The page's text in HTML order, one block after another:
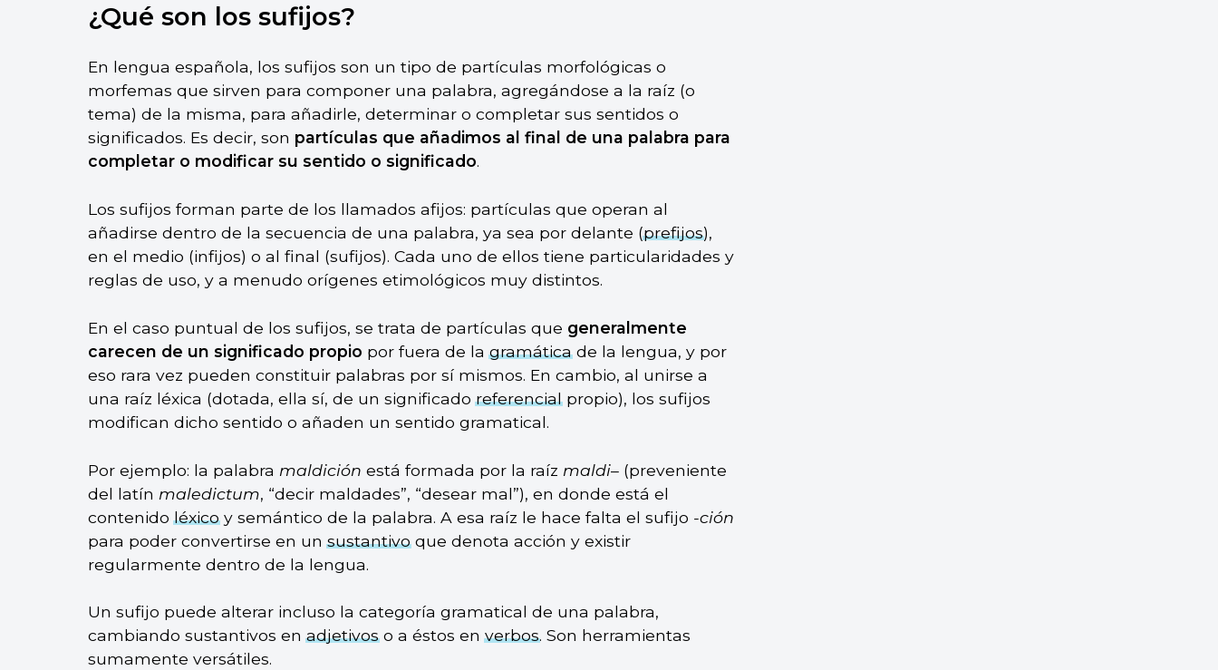
¿Qué son los sufijos?
En lengua española, los sufijos son un tipo de partículas morfológicas o
morfemas que sirven para componer una palabra, agregándose a la raíz (o
tema) de la misma, para añadirle, determinar o completar sus sentidos o
significados. Es decir, son partículas que añadimos al final de una palabra para
completar o modificar su sentido o significado.
Los sufijos forman parte de los llamados afijos: partículas que operan al
añadirse dentro de la secuencia de una palabra, ya sea por delante (prefijos),
en el medio (infijos) o al final (sufijos). Cada uno de ellos tiene particularidades y
reglas de uso, y a menudo orígenes etimológicos muy distintos.
En el caso puntual de los sufijos, se trata de partículas que generalmente
carecen de un significado propio por fuera de lagramáticade la lengua, y por
eso rara vez pueden constituir palabras por sí mismos. En cambio, al unirse a
una raíz léxica (dotada, ella sí, de un significadoreferencialpropio), los sufijos
modifican dicho sentido o añaden un sentido gramatical.
Por ejemplo: la palabra maldición está formada por la raíz maldi– (preveniente
del latín maledictum, “decir maldades”, “desear mal”), en donde está el
contenidoléxicoy semántico de la palabra. A esa raíz le hace falta el sufijo -ción
para poder convertirse en unsustantivoque denota acción y existir
regularmente dentro de la lengua.
Un sufijo puede alterar incluso la categoría gramatical de una palabra,
cambiando sustantivos enadjetivoso a éstos enverbos. Son herramientas
sumamente versátiles.